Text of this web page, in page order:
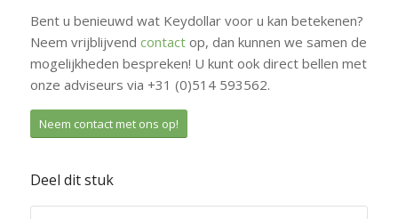
Bent u benieuwd wat Keydollar voor u kan betekenen?
Neem vrijblijvend contactop, dan kunnen we samen de
mogelijkheden bespreken! U kunt ook direct bellen met
onze adviseurs via +31 (0)514 593562.
Neem contact met ons op!
Deel dit stuk